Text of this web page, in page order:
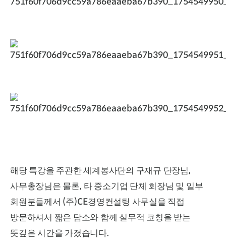
해당 특강을 주관한 세계봉사단의 구재규 단장님,
사무총장님은 물론, 타 중소기업 단체 회장님 및 일부
회원분들께서 (주)CE경영컨설팅 사무실을 직접
방문하셔서 짧은 담소와 함께 실무적 코칭을 받는
뜻깊은 시간을 가졌습니다.